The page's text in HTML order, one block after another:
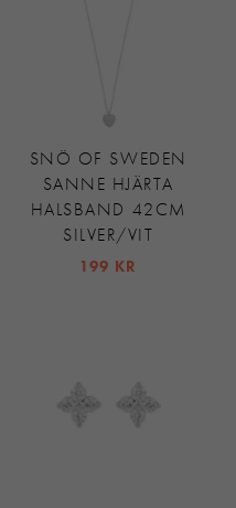
SNÖ OF SWEDEN
SANNE HJÄRTA
HALSBAND 42CM
SILVER/VIT
199 KR